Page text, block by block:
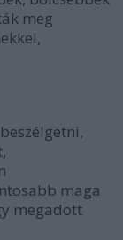
meg
maga
megadott